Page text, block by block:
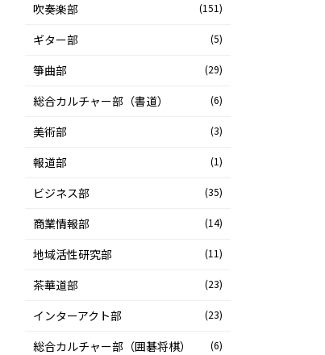
吹奏楽部 (151)
ギター部 (5)
箏曲部 (29)
総合カルチャー部（書道） (6)
美術部 (3)
報道部 (1)
ビジネス部 (35)
商業情報部 (14)
地域活性研究部 (11)
茶華道部 (23)
インターアクト部 (23)
総合カルチャー部（囲碁将棋） (6)